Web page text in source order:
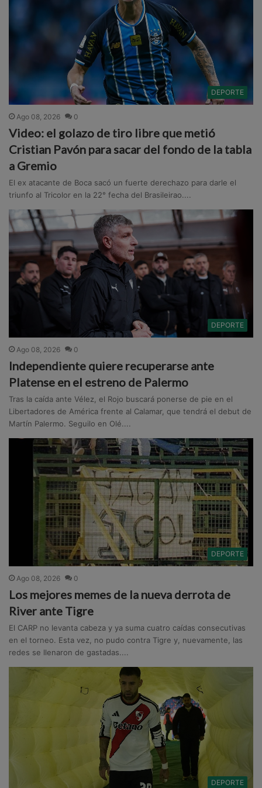
DEPORTE
Ago 08, 2026 0
Video: el golazo de tiro libre que metió
Cristian Pavón para sacar del fondo de la tabla
a Gremio
El ex atacante de Boca sacó un fuerte derechazo para darle el
triunfo al Tricolor en la 22° fecha del Brasileirao....
DEPORTE
Ago 08, 2026 0
Independiente quiere recuperarse ante
Platense en el estreno de Palermo
Tras la caída ante Vélez, el Rojo buscará ponerse de pie en el
Libertadores de América frente al Calamar, que tendrá el debut de
Martín Palermo. Seguilo en Olé....
DEPORTE
Ago 08, 2026 0
Los mejores memes de la nueva derrota de
River ante Tigre
El CARP no levanta cabeza y ya suma cuatro caídas consecutivas
en el torneo. Esta vez, no pudo contra Tigre y, nuevamente, las
redes se llenaron de gastadas....
DEPORTE